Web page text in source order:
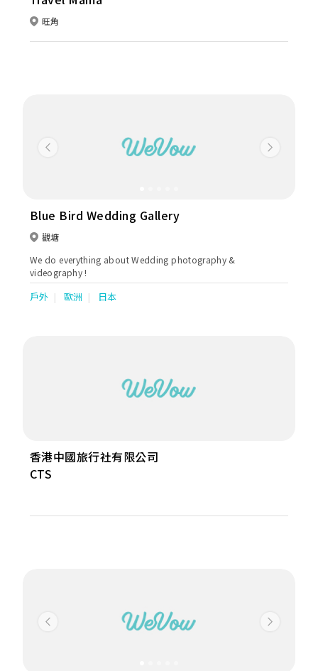
旺角
Previous Next
Blue Bird Wedding Gallery
觀塘
We do everything about Wedding photography &
videography !
戶外 歐洲 日本
香港中國旅行社有限公司
CTS
Previous Next